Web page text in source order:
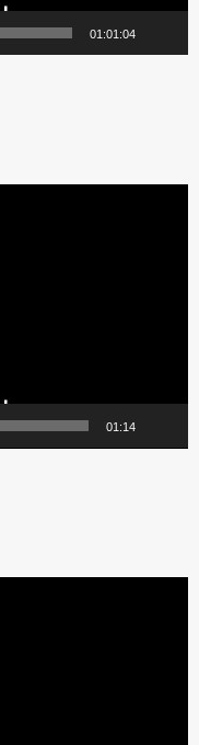
01:01:04
01:14